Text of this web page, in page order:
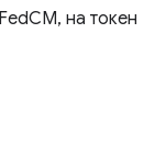
на токен